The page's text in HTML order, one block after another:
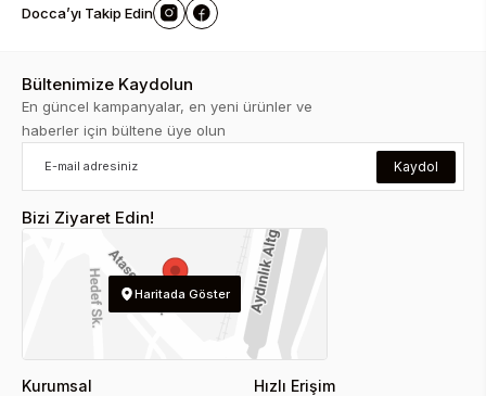
Docca’yı Takip Edin
Bültenimize Kaydolun
En güncel kampanyalar, en yeni ürünler ve
haberler için bültene üye olun
Kaydol
Bizi Ziyaret Edin!
Haritada Göster
Kurumsal Hızlı Erişim